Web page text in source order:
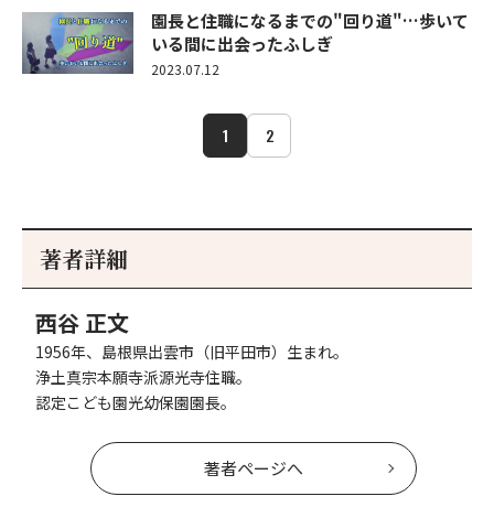
園長と住職になるまでの"回り道"…歩いて
いる間に出会ったふしぎ
2023.07.12
1 2
著者詳細
西谷 正文
1956年、島根県出雲市（旧平田市）生まれ。
浄土真宗本願寺派源光寺住職。
認定こども園光幼保園園長。
著者ページへ